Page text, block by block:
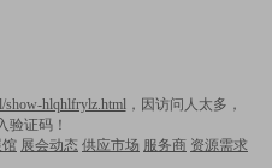
show-hlqhlfrylz.html，因访问人太多，
验证码！
展会动态 供应市场 服务商 资源需求